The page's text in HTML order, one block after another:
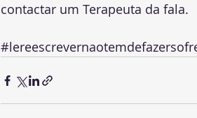
contactar um Terapeuta da fala.